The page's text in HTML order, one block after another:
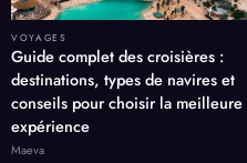
VOYAGES
Guide complet des croisières :
destinations, types de navires et
conseils pour choisir la meilleure
expérience
Maeva